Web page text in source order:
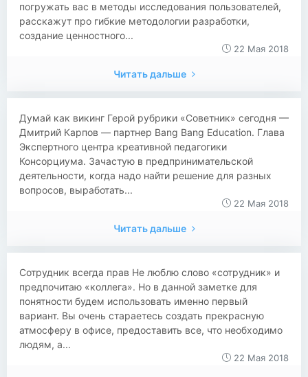
погружать вас в методы исследования пользователей,
расскажут про гибкие методологии разработки,
создание ценностного...
22 Мая 2018
Читать дальше
Думай как викинг Герой рубрики «Советник» сегодня —
Дмитрий Карпов — партнер Bang Bang Education. Глава
Экспертного центра креативной педагогики
Консорциума. Зачастую в предпринимательской
деятельности, когда надо найти решение для разных
вопросов, выработать...
22 Мая 2018
Читать дальше
Сотрудник всегда прав Не люблю слово «сотрудник» и
предпочитаю «коллега». Но в данной заметке для
понятности будем использовать именно первый
вариант. Вы очень стараетесь создать прекрасную
атмосферу в офисе, предоставить все, что необходимо
людям, а...
22 Мая 2018